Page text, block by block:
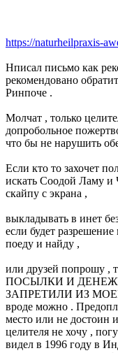
https://naturheilpraxis-
Нписал письмо как
рекомендовано
Ринпоче .
Молчат , только
допробольное
что бы не нарушить
Если кто то захочет
искать Соодой Ламу и
скайпу с экрана ,
выкладывать в инет
если будет
поеду и найду ,
или друзей попрошу ,
ПОСЫЛКИ И
ЗАПРЕТИЛИ ИЗ МОЕЙ
вроде можно .
место или не достоин
целителя не хочу ,
видел в 1996 году в